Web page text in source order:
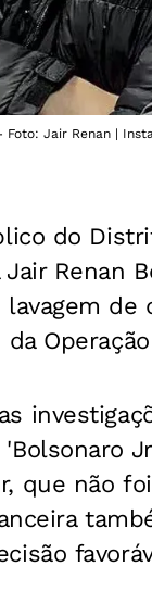
Jair Renan |
do
Renan
que não